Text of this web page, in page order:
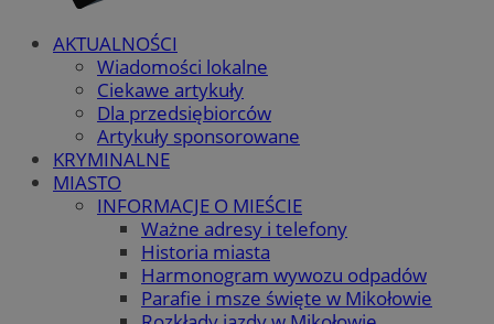
AKTUALNOŚCI
Wiadomości lokalne
Ciekawe artykuły
Dla przedsiębiorców
Artykuły sponsorowane
KRYMINALNE
MIASTO
INFORMACJE O MIEŚCIE
Ważne adresy i telefony
Historia miasta
Harmonogram wywozu odpadów
Parafie i msze święte w Mikołowie